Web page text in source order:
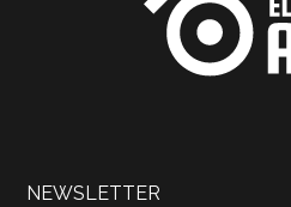
NEWSLETTER